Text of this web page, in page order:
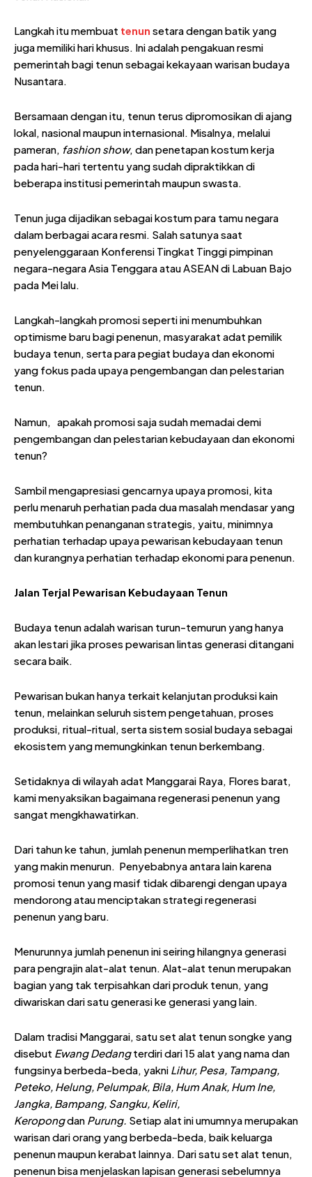
Langkah itu membuat tenun setara dengan batik yang
juga memiliki hari khusus. Ini adalah pengakuan resmi
pemerintah bagi tenun sebagai kekayaan warisan budaya
Nusantara.
Bersamaan dengan itu, tenun terus dipromosikan di ajang
lokal, nasional maupun internasional. Misalnya, melalui
pameran, fashion show, dan penetapan kostum kerja
pada hari-hari tertentu yang sudah dipraktikkan di
beberapa institusi pemerintah maupun swasta.
Tenun juga dijadikan sebagai kostum para tamu negara
dalam berbagai acara resmi. Salah satunya saat
penyelenggaraan Konferensi Tingkat Tinggi pimpinan
negara-negara Asia Tenggara atau ASEAN di Labuan Bajo
pada Mei lalu.
Langkah-langkah promosi seperti ini menumbuhkan
optimisme baru bagi penenun, masyarakat adat pemilik
budaya tenun, serta para pegiat budaya dan ekonomi
yang fokus pada upaya pengembangan dan pelestarian
tenun.
Namun, apakah promosi saja sudah memadai demi
pengembangan dan pelestarian kebudayaan dan ekonomi
tenun?
Sambil mengapresiasi gencarnya upaya promosi, kita
perlu menaruh perhatian pada dua masalah mendasar yang
membutuhkan penanganan strategis, yaitu, minimnya
perhatian terhadap upaya pewarisan kebudayaan tenun
dan kurangnya perhatian terhadap ekonomi para penenun.
Jalan Terjal Pewarisan Kebudayaan Tenun
Budaya tenun adalah warisan turun-temurun yang hanya
akan lestari jika proses pewarisan lintas generasi ditangani
secara baik.
Pewarisan bukan hanya terkait kelanjutan produksi kain
tenun, melainkan seluruh sistem pengetahuan, proses
produksi, ritual-ritual, serta sistem sosial budaya sebagai
ekosistem yang memungkinkan tenun berkembang.
Setidaknya di wilayah adat Manggarai Raya, Flores barat,
kami menyaksikan bagaimana regenerasi penenun yang
sangat mengkhawatirkan.
Dari tahun ke tahun, jumlah penenun memperlihatkan tren
yang makin menurun. Penyebabnya antara lain karena
promosi tenun yang masif tidak dibarengi dengan upaya
mendorong atau menciptakan strategi regenerasi
penenun yang baru.
Menurunnya jumlah penenun ini seiring hilangnya generasi
para pengrajin alat-alat tenun. Alat-alat tenun merupakan
bagian yang tak terpisahkan dari produk tenun, yang
diwariskan dari satu generasi ke generasi yang lain.
Dalam tradisi Manggarai, satu set alat tenun songke yang
disebut Ewang Dedangterdiri dari 15 alat yang nama dan
fungsinya berbeda-beda, yakni Lihur, Pesa, Tampang,
Peteko, Helung, Pelumpak, Bila, Hum Anak, Hum Ine,
Jangka, Bampang, Sangku, Keliri,
Keropongdan Purung. Setiap alat ini umumnya merupakan
warisan dari orang yang berbeda-beda, baik keluarga
penenun maupun kerabat lainnya. Dari satu set alat tenun,
penenun bisa menjelaskan lapisan generasi sebelumnya